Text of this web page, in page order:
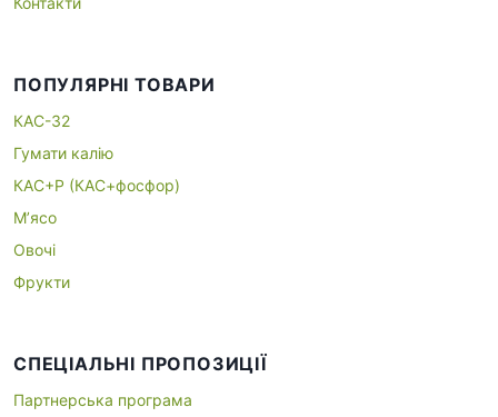
ПОПУЛЯРНІ ТОВАРИ
КАС-32
Гумати калію
КАС+P (КАС+фосфор)
М’ясо
Овочі
Фрукти
СПЕЦІАЛЬНІ ПРОПОЗИЦІЇ
Партнерська програма